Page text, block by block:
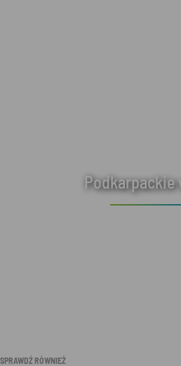
SPRAWDŹ RÓWNIEŻ